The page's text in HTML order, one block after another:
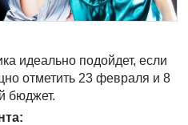
идеально подойдет, если
отметить 23 февраля и 8
бюджет.